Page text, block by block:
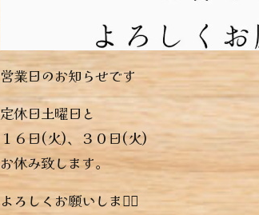
営業日のお知らせです
定休日土曜日と
１６日(火)、３０日(火)
お休み致します。
よろしくお願いします🏻